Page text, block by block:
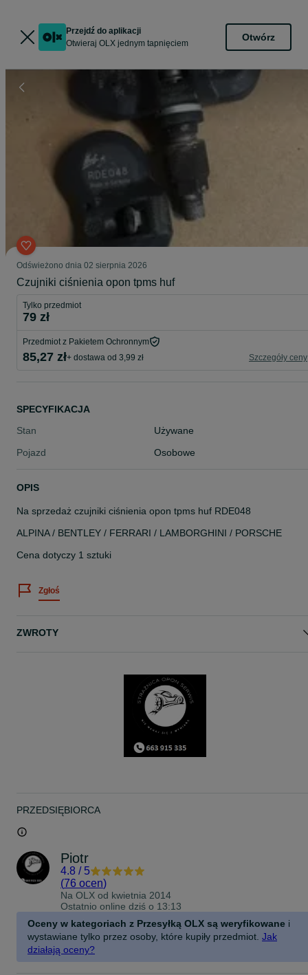
Przejdź do aplikacji
Otwieraj OLX jednym tapnięciem
Otwórz
Odświeżono dnia 02 sierpnia 2026
Czujniki ciśnienia opon tpms huf
Tylko przedmiot
79 zł
Przedmiot z Pakietem Ochronnym
85,27 zł+ dostawa od 3,99 zł Szczegóły ceny
SPECYFIKACJA
Stan
Używane
Pojazd
Osobowe
OPIS
Na sprzedaż czujniki ciśnienia opon tpms huf RDE048
ALPINA / BENTLEY / FERRARI / LAMBORGHINI / PORSCHE
Cena dotyczy 1 sztuki
Zgłoś
ZWROTY
PRZEDSIĘBIORCA
Piotr
4.8 / 5
(76 ocen)
Na OLX od kwietnia 2014
Ostatnio online dziś o 13:13
Oceny w kategoriach z Przesyłką OLX są weryfikowane i
wystawiane tylko przez osoby, które kupiły przedmiot. Jak
działają oceny?